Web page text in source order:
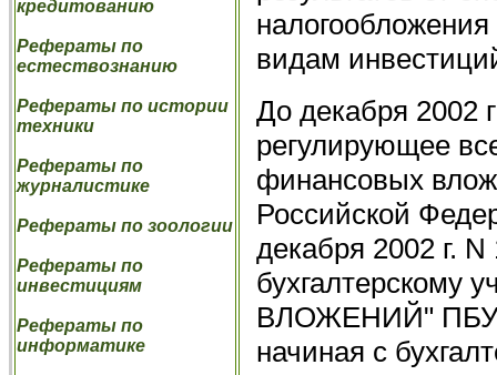
кредитованию
Рефераты по
естествознанию
Рефераты по истории
техники
Рефераты по
журналистике
Рефераты по зоологии
Рефераты по
инвестициям
Рефераты по
информатике
видам
До декабря 2002
регулирующее
финансовых
Российской
декабря 2002 г.
ВЛОЖЕНИЙ" ПБУ
начиная с